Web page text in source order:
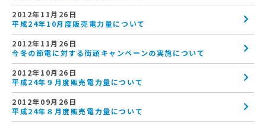
2012年11月26日
平成24年10月度販売電力量について
2012年11月26日
今冬の節電に対する街頭キャンペーンの実施について
2012年10月26日
平成24年９月度販売電力量について
2012年09月26日
平成24年８月度販売電力量について